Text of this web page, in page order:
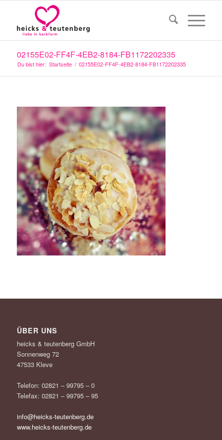
02155E02-FF4F-4EB2-8184-FB1172202335
Du bist hier: Startseite / 02155E02-FF4F-4EB2-8184-FB1172202335
ÜBER UNS
heicks & teutenberg GmbH
Sonnenweg 72
47533 Kleve
Telefon: 02821 – 99795 – 0
Telefax: 02821 – 99795 – 95
info@heicks-teutenberg.de
www.heicks-teutenberg.de